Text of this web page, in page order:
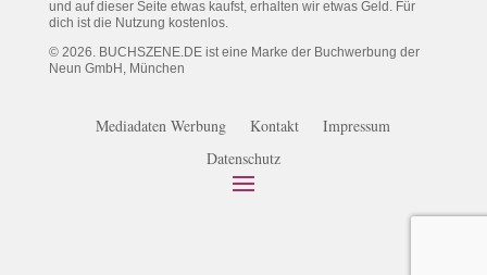
und auf dieser Seite etwas kaufst, erhalten wir etwas Geld. Für
dich ist die Nutzung kostenlos.
© 2026. BUCHSZENE.DE ist eine Marke der Buchwerbung der
Neun GmbH, München
Mediadaten Werbung Kontakt
Impressum
Datenschutz